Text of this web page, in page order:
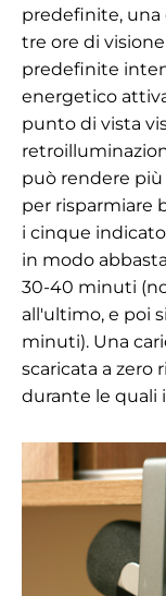
predefinite, una
tre ore di
predefinite
energetico
punto di vista
può rendere più
per risparmiare
i cinque
in modo
30-40 minuti
all'ultimo, e poi
minuti). Una
scaricata a zero
durante le quali